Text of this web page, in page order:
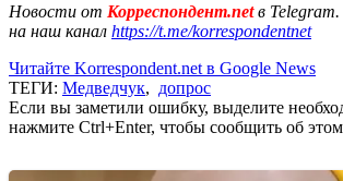
Новости от Корреспондент.netв
на наш канал https://t.me/korrespondentnet
Читайте Korrespondent.net в Google News
ТЕГИ: Медведчук, допрос
Если вы заметили ошибку, выделите
нажмите Ctrl+Enter, чтобы сообщить об